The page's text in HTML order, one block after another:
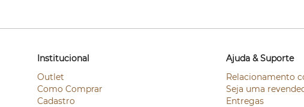
Institucional
Outlet
Como Comprar
Cadastro
Ajuda & Suporte
Relacionamento
Seja uma
Entregas